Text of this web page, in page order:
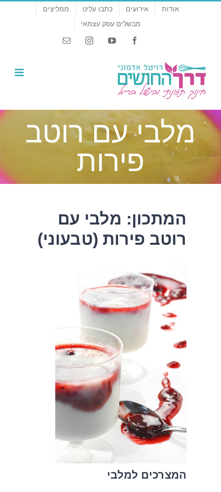
דלג
אודות אירועים כתבו עלינו
ממליצים
מבשלים עסק עצמאי
Facebook
YouTube
Instagram
Email
מלבי עם רוטב
פירות
המתכון: מלבי עם
רוטב פירות (טבעוני)
המצרכים למלבי